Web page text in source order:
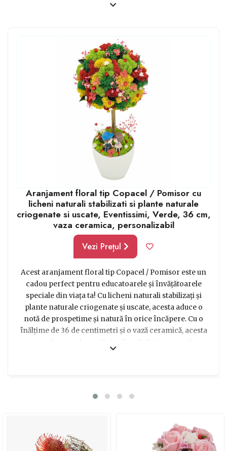
educație de calitate. Pentru aceste lucruri, este frumos,
frumos decât un aranjament floral. Indiferent că sunt
venite din partea tuturor copiilor sau ai vrut să-i alegi
unul individual, cu siguranță îi va ajunge la inimă
doamnei Educatoare.
Aranjament floral tip Copacel / Pomisor cu
licheni naturali stabilizati si plante naturale
criogenate si uscate, Eventissimi, Verde, 36 cm,
vaza ceramica, personalizabil
Vezi Prețul
Acest aranjament floral tip Copacel / Pomisor este un
cadou perfect pentru educatoarele și învățătoarele
speciale din viața ta! Cu licheni naturali stabilizați și
plante naturale criogenate și uscate, acesta aduce o
notă de prospetime și natură în orice încăpere. Cu o
înălțime de 36 de centimetri și o vază ceramică, acesta
este o alegere elegantă și rafinată. Poți personaliza
siguranță un cadou memorabil. Atunci când vrei să oferi
perfectă! Inspira-te și surprinde-o cu acest minunat